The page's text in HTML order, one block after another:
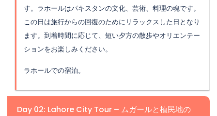
す。ラホールはパキスタンの文化、芸術、料理の魂です。
この日は旅行からの回復のためにリラックスした日となり
ます。到着時間に応じて、短い夕方の散歩やオリエンテー
ションをお楽しみください。
ラホールでの宿泊。
Day 02: Lahore City Tour – ムガールと植民地の